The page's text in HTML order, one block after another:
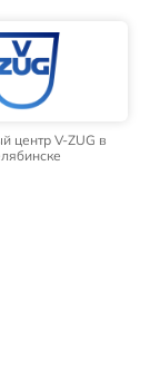
центр V-ZUG в